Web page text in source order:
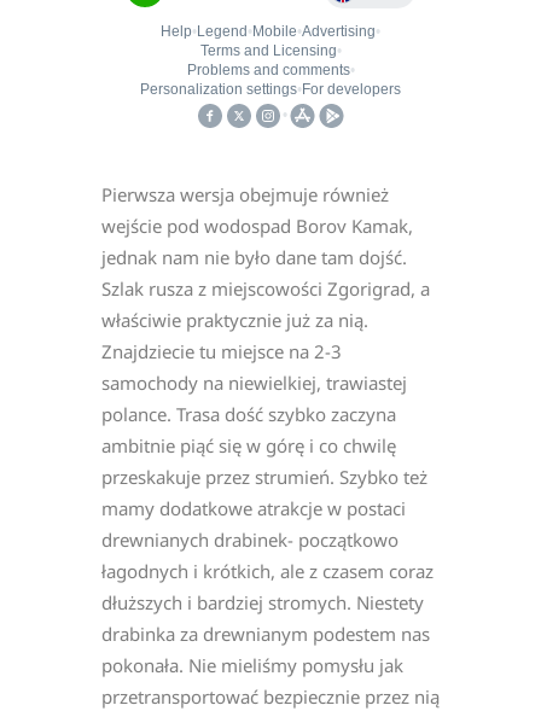
Pierwsza wersja obejmuje również
wejście pod wodospad Borov Kamak,
jednak nam nie było dane tam dojść.
Szlak rusza z miejscowości Zgorigrad, a
właściwie praktycznie już za nią.
Znajdziecie tu miejsce na 2-3
samochody na niewielkiej, trawiastej
polance. Trasa dość szybko zaczyna
ambitnie piąć się w górę i co chwilę
przeskakuje przez strumień. Szybko też
mamy dodatkowe atrakcje w postaci
drewnianych drabinek- początkowo
łagodnych i krótkich, ale z czasem coraz
dłuższych i bardziej stromych. Niestety
drabinka za drewnianym podestem nas
pokonała. Nie mieliśmy pomysłu jak
przetransportować bezpiecznie przez nią